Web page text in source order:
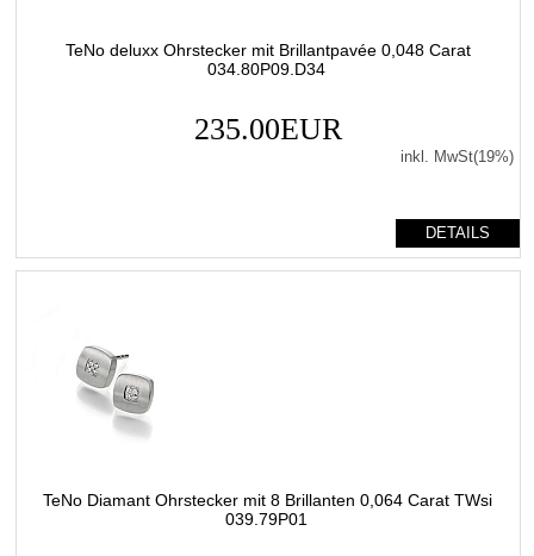
TeNo deluxx Ohrstecker mit Brillantpavée 0,048 Carat
034.80P09.D34
235.00EUR
inkl. MwSt(19%)
DETAILS
TeNo Diamant Ohrstecker mit 8 Brillanten 0,064 Carat TWsi
039.79P01